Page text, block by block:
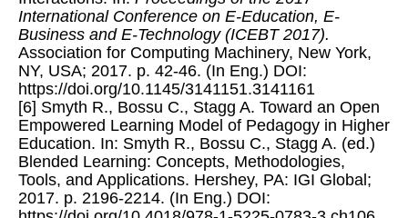
International Conference on E-Education, E-
Business and E-Technology (ICEBT 2017).
Association for Computing Machinery, New York,
NY, USA; 2017. p. 42-46. (In Eng.) DOI:
https://doi.org/10.1145/3141151.3141161
[6] Smyth R., Bossu C., Stagg A. Toward an Open
Empowered Learning Model of Pedagogy in Higher
Education. In: Smyth R., Bossu C., Stagg A. (ed.)
Blended Learning: Concepts, Methodologies,
Tools, and Applications. Hershey, PA: IGI Global;
2017. p. 2196-2214. (In Eng.) DOI: